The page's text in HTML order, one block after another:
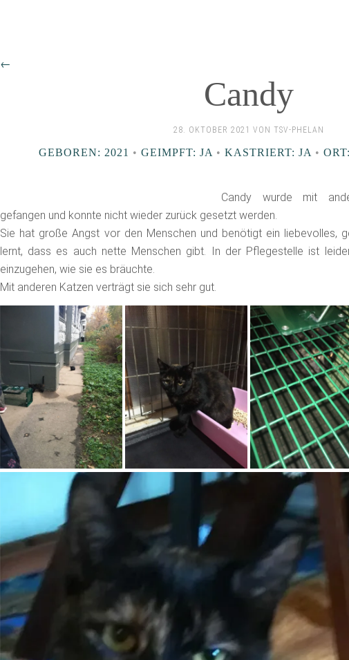
←
Candy
28. OKTOBER 2021 VON TSV-PHELAN
GEBOREN: 2021 • GEIMPFT: JA • KASTRIERT: JA •
Candy wurde mit
gefangen und konnte nicht wieder zurück gesetzt werden.
Sie hat große Angst vor den Menschen und benötigt ein liebevolles,
lernt, dass es auch nette Menschen gibt. In der Pflegestelle ist
einzugehen, wie sie es bräuchte.
Mit anderen Katzen verträgt sie sich sehr gut.